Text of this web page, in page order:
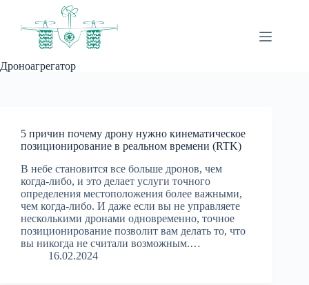
Дроноагрегатор
5 причин почему дрону нужно кинематическое
позиционирование в реальном времени (RTK)
В небе становится все больше дронов, чем
когда-либо, и это делает услуги точного
определения местоположения более важными,
чем когда-либо. И даже если вы не управляете
несколькими дронами одновременно, точное
позиционирование позволит вам делать то, что
вы никогда не считали возможным.…
16.02.2024